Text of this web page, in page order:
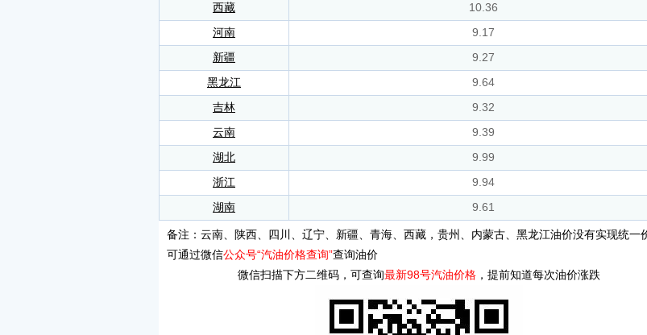
西藏
10.36
河南
9.17
新疆
9.27
黑龙江
9.64
吉林
9.32
云南
9.39
湖北
9.99
浙江
9.94
湖南
9.61
备注：云南、陕西、四川、辽宁、新疆、青海、西藏，贵州、内蒙古、黑龙江油价没有实现统一
可通过微信公众号“汽油价格查询”查询油价
微信扫描下方二维码，可查询最新98号汽油价格，提前知道每次油价涨跌